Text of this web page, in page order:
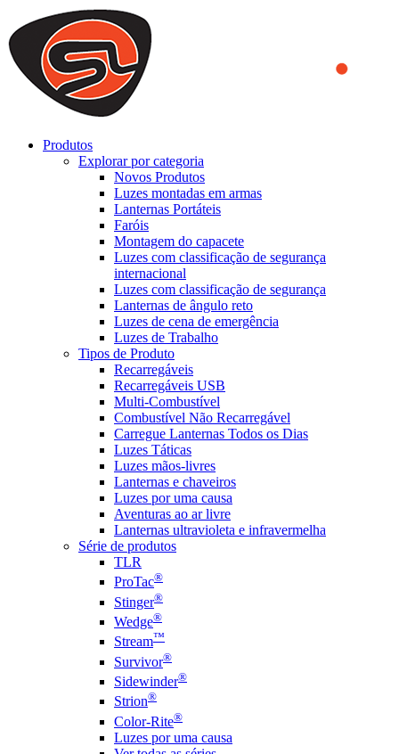
We use cookies to ensure that we provide you the best experience
on our website. By continuing to browse this website, you accept
that cookies are used to help us analyze how the website is used and
to offer you a better experience. To learn more or to find out how
you can disable cookies, you can access our
Produtos
Explorar por categoria
Novos Produtos
Luzes montadas em armas
Lanternas Portáteis
Faróis
Montagem do capacete
Luzes com classificação de segurança
internacional
Luzes com classificação de segurança
Lanternas de ângulo reto
Luzes de cena de emergência
Luzes de Trabalho
Tipos de Produto
Recarregáveis
Recarregáveis USB
Multi-Combustível
Combustível Não Recarregável
Carregue Lanternas Todos os Dias
Luzes Táticas
Luzes mãos-livres
Lanternas e chaveiros
Luzes por uma causa
Aventuras ao ar livre
Lanternas ultravioleta e infravermelha
Série de produtos
TLR
ProTac®
Stinger®
Wedge®
Stream™
Survivor®
Sidewinder®
Strion®
Color-Rite®
Luzes por uma causa